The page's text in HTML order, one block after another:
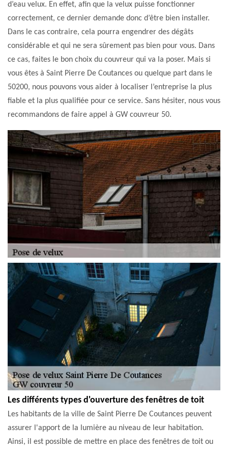
d’eau velux. En effet, afin que la velux puisse fonctionner
correctement, ce dernier demande donc d’être bien installer.
Dans le cas contraire, cela pourra engendrer des dégâts
considérable et qui ne sera sûrement pas bien pour vous. Dans
ce cas, faites le bon choix du couvreur qui va la poser. Mais si
vous êtes à Saint Pierre De Coutances ou quelque part dans le
50200, nous pouvons vous aider à localiser l’entreprise la plus
fiable et la plus qualifiée pour ce service. Sans hésiter, nous vous
recommandons de faire appel à GW couvreur 50.
Les différents types d'ouverture des fenêtres de toit
Les habitants de la ville de Saint Pierre De Coutances peuvent
assurer l'apport de la lumière au niveau de leur habitation.
Ainsi, il est possible de mettre en place des fenêtres de toit ou